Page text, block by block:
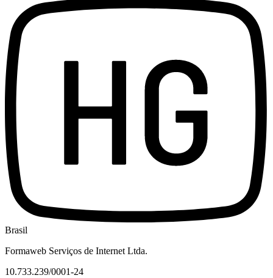
Brasil
Formaweb Serviços de Internet Ltda.
10.733.239/0001-24